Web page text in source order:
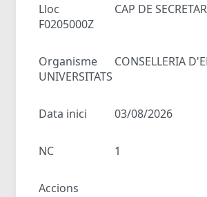
Lloc
CAP DE
F0205000Z
Organisme
CONSELLERIA
UNIVERSITATS
Data inici 03/08/2026
NC 1
Accions